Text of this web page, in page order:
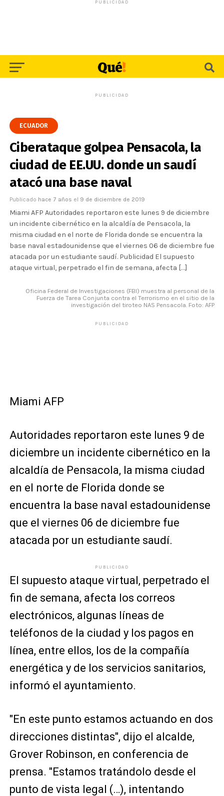
PUBLICIDAD
PUBLICIDAD
ECUADOR
Ciberataque golpea Pensacola, la
ciudad de EE.UU. donde un saudí
atacó una base naval
Publicado hace 7 años el 9 de diciembre de 2019
Miami AFP Autoridades reportaron este lunes 9 de diciembre
un incidente cibernético en la alcaldía de Pensacola, la
misma ciudad en el norte de Florida donde se encuentra la
base naval estadounidense que el viernes 06 de diciembre fue
atacada por un estudiante saudí. Publicidad El supuesto
ataque virtual, perpetrado el fin de semana, afecta […]
Oficina Federal de Investigaciones (FBI) muestra al personal de la
Fuerza de Tarea Conjunta contra el Terrorismo en el sitio de la
investigación del tiroteo NAS Pensacola. Foto: AFP
PUBLICIDAD
Miami AFP
Autoridades reportaron este lunes 9 de
diciembre un incidente cibernético en la
alcaldía de Pensacola, la misma ciudad
en el norte de Florida donde se
encuentra la base naval estadounidense
que el viernes 06 de diciembre fue
atacada por un estudiante saudí.
PUBLICIDAD
El supuesto ataque virtual, perpetrado el
fin de semana, afecta los correos
electrónicos, algunas líneas de
teléfonos de la ciudad y los pagos en
línea, entre ellos, los de la compañía
energética y de los servicios sanitarios,
informó el ayuntamiento.
"En este punto estamos actuando en dos
direcciones distintas", dijo el alcalde,
Grover Robinson, en conferencia de
prensa. "Estamos tratándolo desde el
punto de vista legal (…), intentando